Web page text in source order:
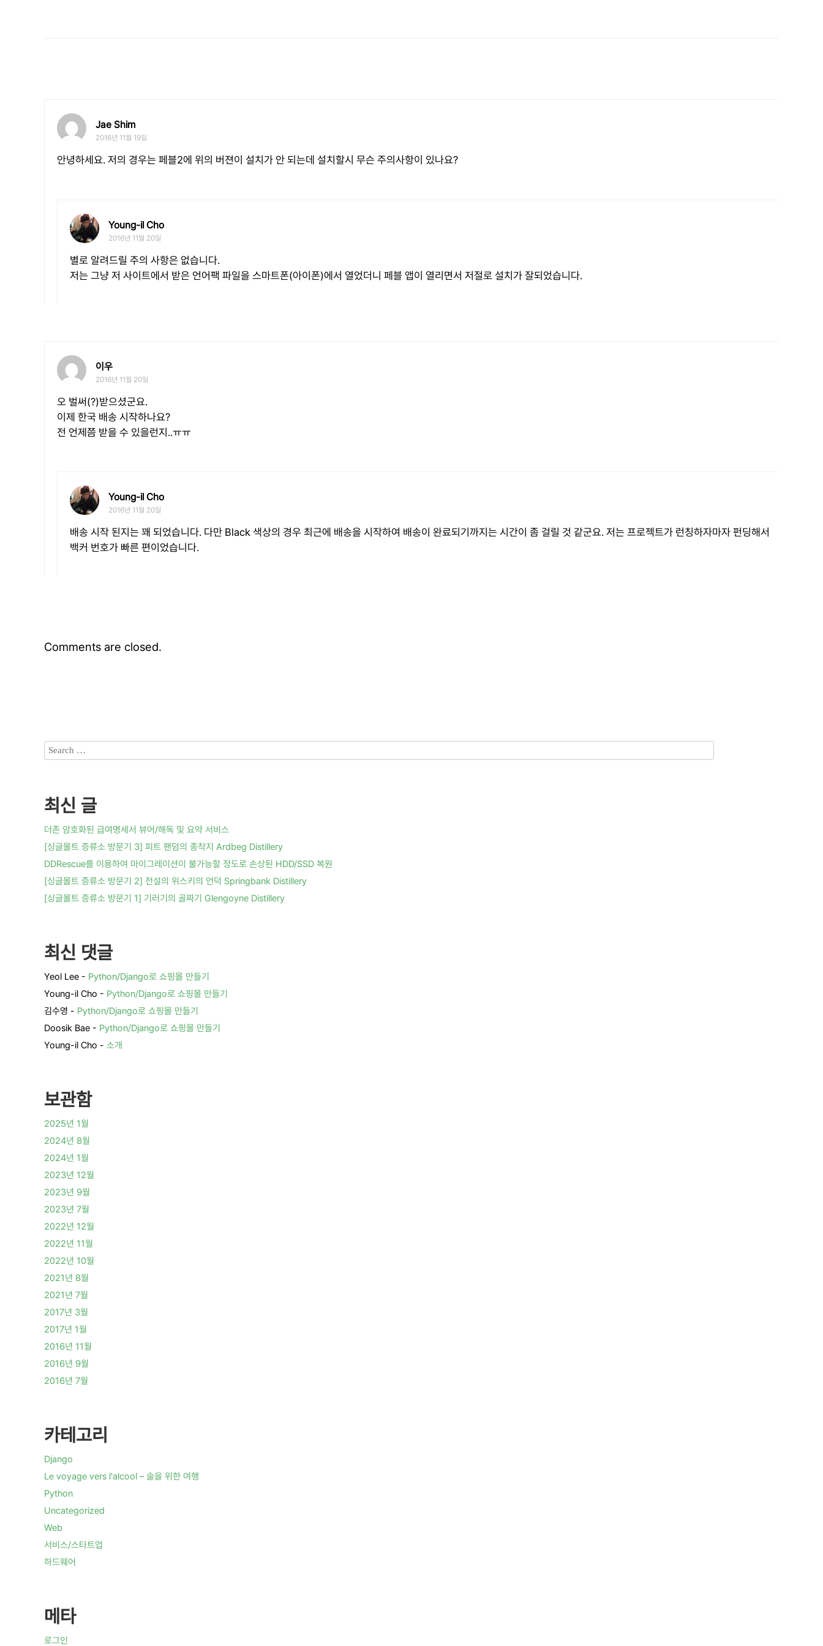
Jae Shim
2016년 11월 19일
안녕하세요. 저의 경우는 페블2에 위의 버젼이 설치가 안 되는데 설치할시 무슨 주의사항이 있나요?
Young-il Cho
2016년 11월 20일
별로 알려드릴 주의 사항은 없습니다.
저는 그냥 저 사이트에서 받은 언어팩 파일을 스마트폰(아이폰)에서 열었더니 페블 앱이 열리면서 저절로 설치가 잘되었습니다.
이우
2016년 11월 20일
오 벌써(?)받으셨군요.
이제 한국 배송 시작하나요?
전 언제쯤 받을 수 있을런지..ㅠㅠ
Young-il Cho
2016년 11월 20일
배송 시작 된지는 꽤 되었습니다. 다만 Black 색상의 경우 최근에 배송을 시작하여 배송이 완료되기까지는 시간이 좀 걸릴 것 같군요. 저는 프로젝트가 런칭하자마자 펀딩해서
백커 번호가 빠른 편이었습니다.
Comments are closed.
최신 글
더존 암호화된 급여명세서 뷰어/해독 및 요약 서비스
[싱글몰트 증류소 방문기 3] 피트 팬덤의 종착지 Ardbeg Distillery
DDRescue를 이용하여 마이그레이션이 불가능할 정도로 손상된 HDD/SSD 복원
[싱글몰트 증류소 방문기 2] 전설의 위스키의 언덕 Springbank Distillery
[싱글몰트 증류소 방문기 1] 기러기의 골짜기 Glengoyne Distillery
최신 댓글
Yeol Lee - Python/Django로 쇼핑몰 만들기
Young-il Cho - Python/Django로 쇼핑몰 만들기
김수영 - Python/Django로 쇼핑몰 만들기
Doosik Bae - Python/Django로 쇼핑몰 만들기
Young-il Cho - 소개
보관함
2025년 1월
2024년 8월
2024년 1월
2023년 12월
2023년 9월
2023년 7월
2022년 12월
2022년 11월
2022년 10월
2021년 8월
2021년 7월
2017년 3월
2017년 1월
2016년 11월
2016년 9월
2016년 7월
카테고리
Django
Le voyage vers l'alcool – 술을 위한 여행
Python
Uncategorized
Web
서비스/스타트업
하드웨어
메타
로그인